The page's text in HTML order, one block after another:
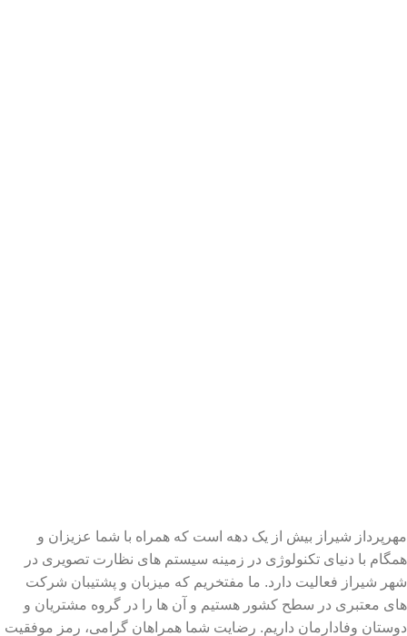
مهرپرداز شیراز بیش از یک دهه است که همراه با شما عزیزان و
همگام با دنیای تکنولوژی در زمینه سیستم های نظارت تصویری در
شهر شیراز فعالیت دارد. ما مفتخریم که میزبان و پشتیبان شرکت
های معتبری در سطح کشور هستیم و آن ها را در گروه مشتریان و
دوستان وفادارمان داریم. رضایت شما همراهان گرامی، رمز موفقیت